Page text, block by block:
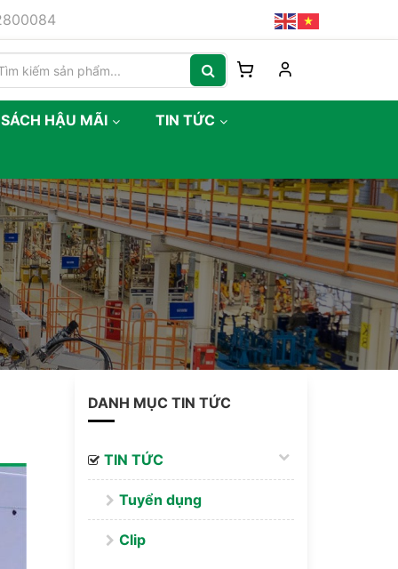
HẬU MÃI TIN TỨC
DANH MỤC TIN TỨC
TIN TỨC
Tuyển dụng
Clip